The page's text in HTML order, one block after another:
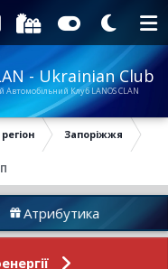
- Ukrainian Club
Автомобільний Клуб LANOS CLAN
Запоріжжя